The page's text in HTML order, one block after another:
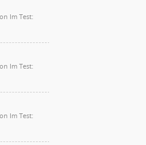
on Im Test:
on Im Test:
on Im Test: